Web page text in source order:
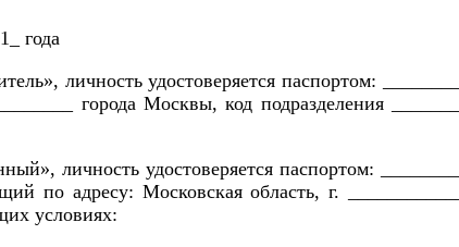
личность удостоверяется паспортом:
города Москвы, код подразделения
личность удостоверяется паспортом:
по адресу: Московская область, г.
условиях: